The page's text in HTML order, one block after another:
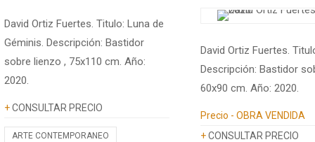
David Ortiz Fuertes. Titulo: Luna de
Géminis. Descripción: Bastidor
sobre lienzo , 75x110 cm. Año:
2020.
+CONSULTAR PRECIO
ARTE CONTEMPORANEO
David Ortiz Fuertes.
Descripción: Bastidor
60x90 cm. Año: 2020.
Precio - OBRA VENDIDA
+CONSULTAR PRECIO